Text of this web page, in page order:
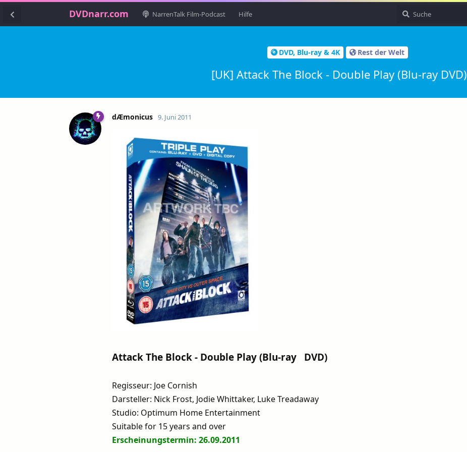
DVDnarr.com NarrenTalk Film-Podcast Hilfe
DVD, Blu-ray & 4K Rest der Welt
[UK] Attack The Block - Double Play (Blu-ray DVD)
dÆmonicus 9. Juni 2011
Attack The Block - Double Play (Blu-ray DVD)
Regisseur: Joe Cornish
Darsteller: Nick Frost, Jodie Whittaker, Luke Treadaway
Studio: Optimum Home Entertainment
Suitable for 15 years and over
Erscheinungstermin: 26.09.2011